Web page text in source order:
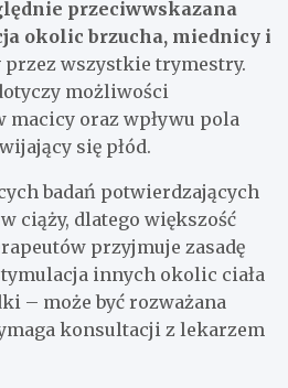
przeciwwskazana
okolic brzucha, miednicy i
przez wszystkie trymestry.
możliwości
macicy oraz wpływu pola
się płód.
badań potwierdzających
ciąży, dlatego większość
przyjmuje zasadę
innych okolic ciała
– może być rozważana
konsultacji z lekarzem